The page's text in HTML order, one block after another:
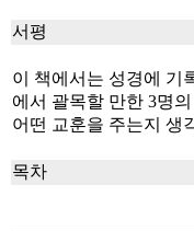
서평
이 책에서는 성경에 기
에서 괄목할 만한 3명
어떤 교훈을 주는지 생
목차